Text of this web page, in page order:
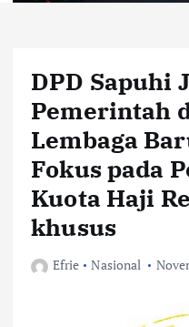
DPD Sapuhi
Pemerintah
Lembaga
Fokus pada
Kuota Haji
khusus
Efrie Nasional